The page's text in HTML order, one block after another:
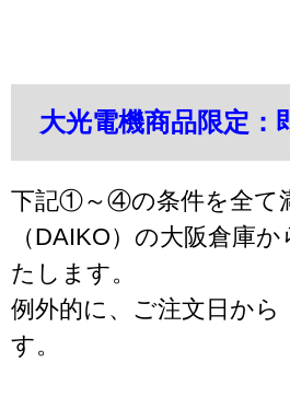
大光電機商品限定：
下記①～④の条件を全て
（DAIKO）の大阪倉庫
たします。
例外的に、ご注文日か
す。